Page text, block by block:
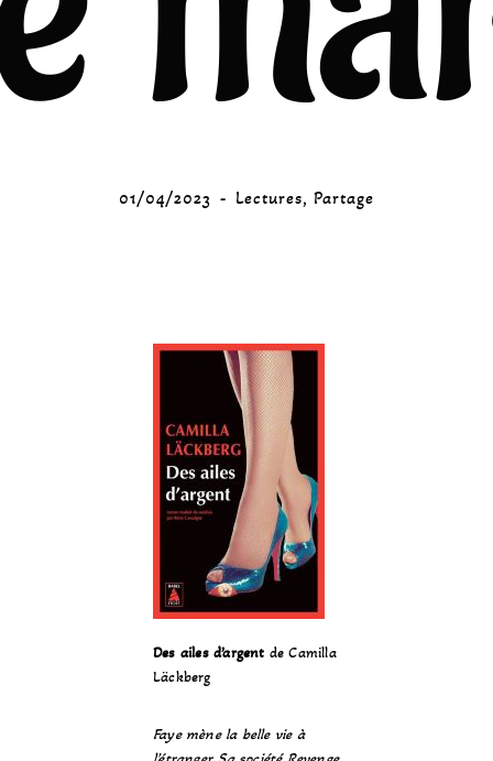
01/04/2023 Lectures, Partage
Des ailes d’argent de Camilla
Läckberg
Faye mène la belle vie à